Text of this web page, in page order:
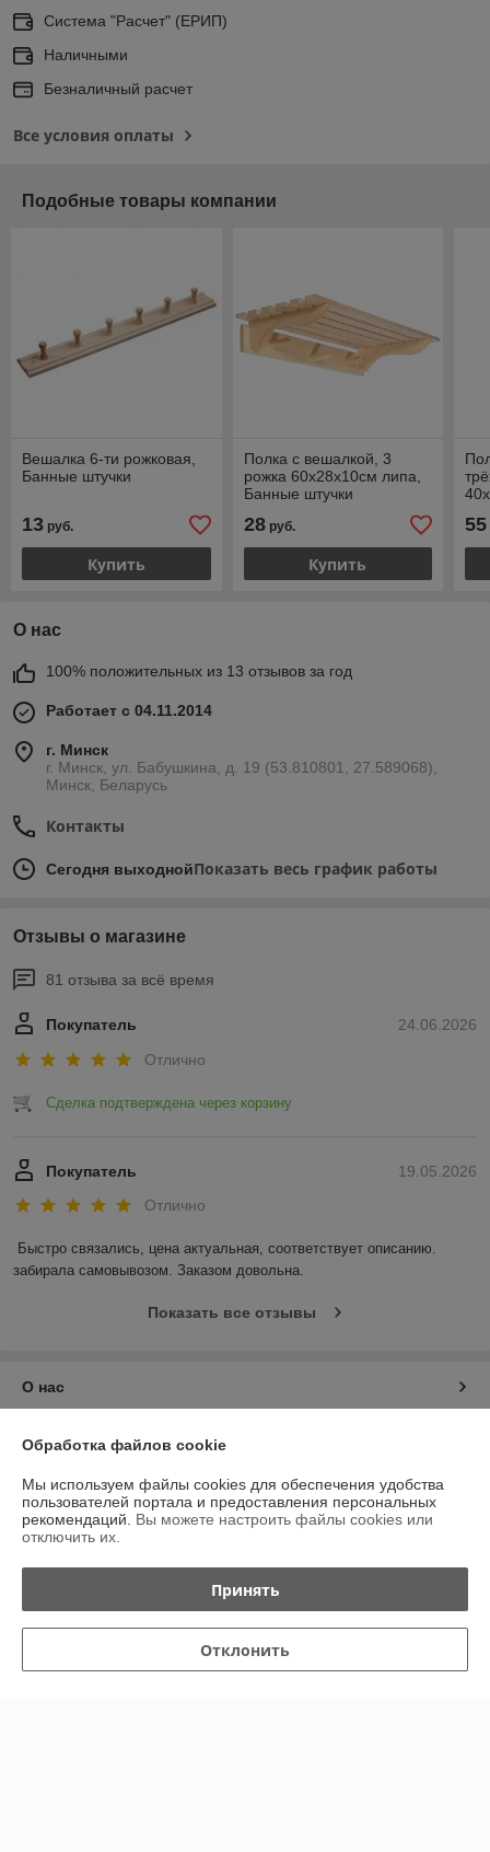
Система "Расчет" (ЕРИП)
Наличными
Безналичный расчет
Все условия оплаты
Подобные товары компании
Вешалка 6-ти рожковая,
Банные штучки
13 руб.
Купить
Полка с вешалкой, 3
рожка 60х28х10см липа,
Банные штучки
28руб.
Купить
55
О нас
100% положительных из 13 отзывов за год
Работает с 04.11.2014
г. Минск
г. Минск, ул. Бабушкина, д. 19 (53.810801, 27.589068),
Минск, Беларусь
Контакты
Сегодня выходнойПоказать весь график работы
Отзывы о магазине
81 отзыва за всё время
24.06.2026
Покупатель
Отлично
Сделка подтверждена через корзину
19.05.2026
Покупатель
Отлично
Быстро связались, цена актуальная, соответствует описанию.
забирала самовывозом. Заказом довольна.
Показать все отзывы
О нас
Контакты
Доставка и оплата
График работы
Политика обработки cookies
Обработка файлов cookie
Мы используем файлы cookies для обеспечения удобства
пользователей портала и предоставления персональных
рекомендаций. Вы можете настроить файлы cookies или
отключить их.
Принять
Отклонить